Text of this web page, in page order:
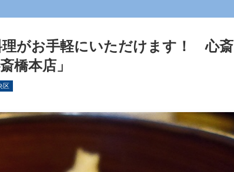
がお手軽にいただけます！ 心斎
本店」
区